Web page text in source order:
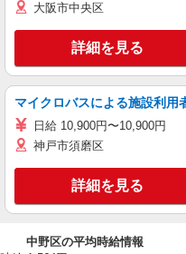
大阪市中央区
詳細を見る
マイクロバスによる施設利用
日給 10,900円〜10,900円
神戸市須磨区
詳細を見る
中野区の平均時給情報